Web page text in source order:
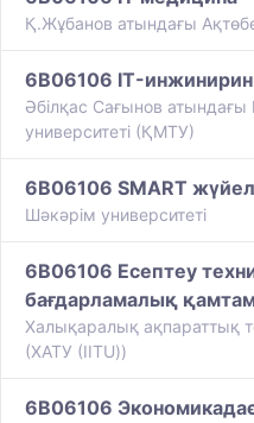
Қ.Жұбанов атындағы Ақтөбе
6B06106 IT-
Әбілқас Сағынов
университеті (ҚМТУ)
6B06106 SMART
Шәкәрім университеті
6B06106 Есептеу
бағдарламалық
Халықаралық ақпараттық
(ХАТУ (IITU))
6B06106